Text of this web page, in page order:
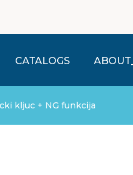
CATALOGS
kljuc + NG funkcija